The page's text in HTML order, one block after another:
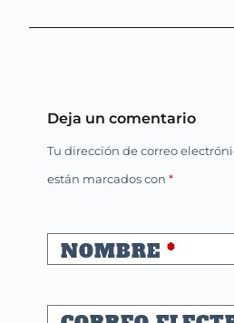
Deja un comentario
Tu dirección de correo
están marcados con*
NOMBRE *